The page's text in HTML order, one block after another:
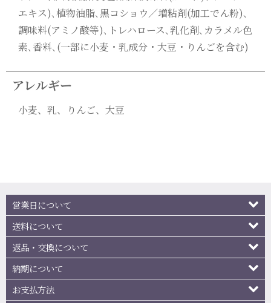
エキス)､植物油脂､黒コショウ／増粘剤(加工でん粉)､
調味料(アミノ酸等)､トレハロース､乳化剤､カラメル色
素､香料､(一部に小麦・乳成分・大豆・りんごを含む)
アレルギー
小麦、乳、りんご、大豆
営業日について
送料について
返品・交換について
納期について
お支払方法